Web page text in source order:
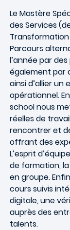
Le Mastère
des Services
Parcours
l’année par
également par
ainsi d’allier
opérationnel.
school nous
réelles de
rencontrer et
offrant des
L’esprit
de formation,
en groupe.
cours suivis
digitale, une
auprès des
talents.